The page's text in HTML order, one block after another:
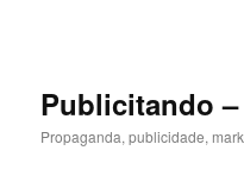
principal
secundárioPublicitando
Propaganda, publicidade,